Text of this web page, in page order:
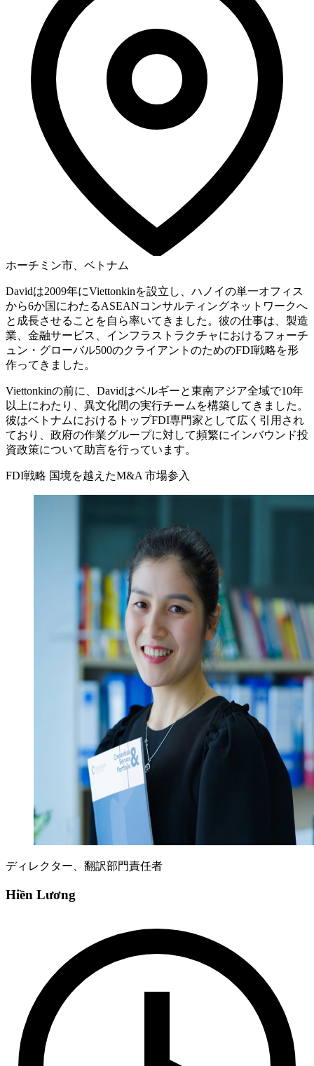
ホーチミン市、ベトナム
Davidは2009年にViettonkinを設立し、ハノイの単一オフィス
から6か国にわたるASEANコンサルティングネットワークへ
と成長させることを自ら率いてきました。彼の仕事は、製造
業、金融サービス、インフラストラクチャにおけるフォーチ
ュン・グローバル500のクライアントのためのFDI戦略を形
作ってきました。
Viettonkinの前に、Davidはベルギーと東南アジア全域で10年
以上にわたり、異文化間の実行チームを構築してきました。
彼はベトナムにおけるトップFDI専門家として広く引用され
ており、政府の作業グループに対して頻繁にインバウンド投
資政策について助言を行っています。
FDI戦略 国境を越えたM&A 市場参入
ディレクター、翻訳部門責任者
Hiền Lương